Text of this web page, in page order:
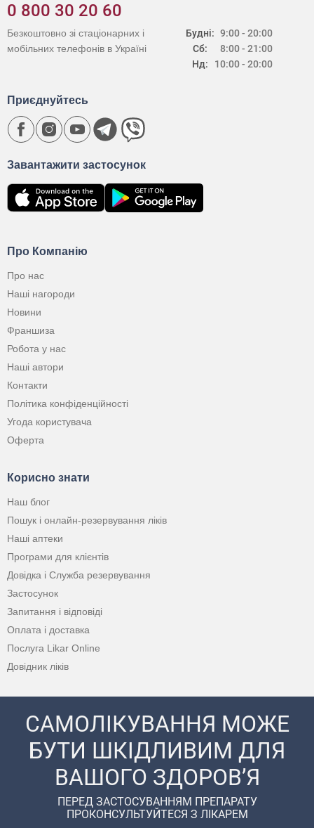
0 800 30 20 60
Будні:
Сб:
Нд:
9:00 - 20:00
8:00 - 21:00
10:00 - 20:00
Безкоштовно зі стаціонарних і
мобільних телефонів в Україні
Про Компанію
Про нас
Наші нагороди
Новини
Франшиза
Робота у нас
Наші автори
Контакти
Політика конфіденційності
Угода користувача
Оферта
Корисно знати
Наш блог
Пошук і онлайн-резервування ліків
Наші аптеки
Програми для клієнтів
Довідка і Служба резервування
Застосунок
Запитання і відповіді
Оплата і доставка
Послуга Likar Online
Довідник ліків
Завантажити застосунок
Приєднуйтесь
САМОЛІКУВАННЯ МОЖЕ
БУТИ ШКІДЛИВИМ ДЛЯ
ВАШОГО ЗДОРОВ’Я
ПЕРЕД ЗАСТОСУВАННЯМ ПРЕПАРАТУ
ПРОКОНСУЛЬТУЙТЕСЯ З ЛІКАРЕМ